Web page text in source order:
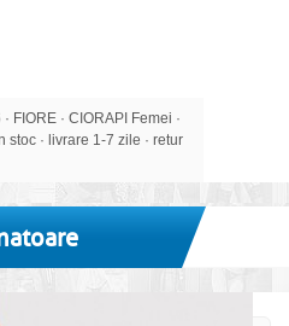
FIORE · CIORAPI Femei ·
stoc · livrare 1-7 zile · retur